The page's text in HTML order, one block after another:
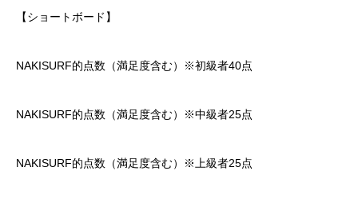
【ショートボード】
NAKISURF的点数（満足度含む）※初級者40点
NAKISURF的点数（満足度含む）※中級者25点
NAKISURF的点数（満足度含む）※上級者25点